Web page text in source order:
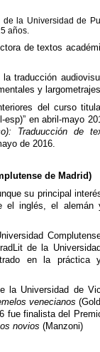
de la Universidad de
años.
de textos
traducción
y
del curso
en abril-mayo
Traduucción de
de 2016.
de Madrid)
su principal
el inglés, el alemán
de la
en la práctica
la Universidad de
venecianos
fue finalista del
novios (Manzoni)